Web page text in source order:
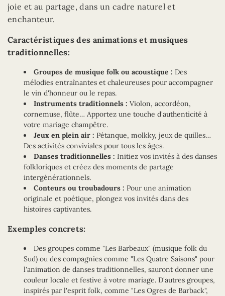
joie et au partage, dans un cadre naturel et
enchanteur.
Caractéristiques des animations et musiques
traditionnelles:
Groupes de musique folk ou acoustique : Des
mélodies entraînantes et chaleureuses pour accompagner
le vin d'honneur ou le repas.
Instruments traditionnels : Violon, accordéon,
cornemuse, flûte… Apportez une touche d'authenticité à
votre mariage champêtre.
Jeux en plein air : Pétanque, molkky, jeux de quilles…
Des activités conviviales pour tous les âges.
Danses traditionnelles : Initiez vos invités à des danses
folkloriques et créez des moments de partage
intergénérationnels.
Conteurs ou troubadours : Pour une animation
originale et poétique, plongez vos invités dans des
histoires captivantes.
Exemples concrets:
Des groupes comme "Les Barbeaux" (musique folk du
Sud) ou des compagnies comme "Les Quatre Saisons" pour
l'animation de danses traditionnelles, sauront donner une
couleur locale et festive à votre mariage. D'autres groupes,
inspirés par l'esprit folk, comme "Les Ogres de Barback",